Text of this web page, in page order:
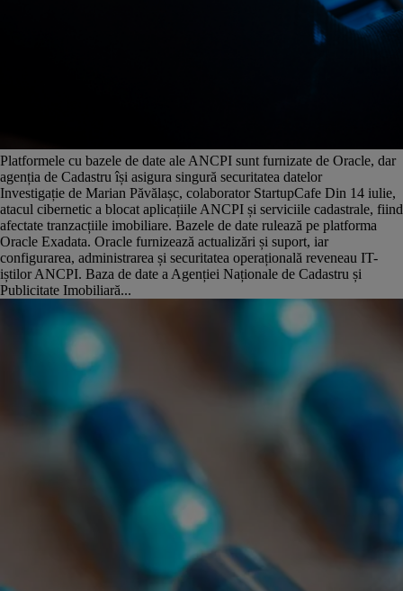
Platformele cu bazele de date ale ANCPI sunt furnizate de Oracle, dar
agenția de Cadastru își asigura singură securitatea datelor
Investigație de Marian Păvălașc, colaborator StartupCafe Din 14 iulie,
atacul cibernetic a blocat aplicațiile ANCPI și serviciile cadastrale, fiind
afectate tranzacțiile imobiliare. Bazele de date rulează pe platforma
Oracle Exadata. Oracle furnizează actualizări și suport, iar
configurarea, administrarea și securitatea operațională reveneau IT-
iștilor ANCPI. Baza de date a Agenției Naționale de Cadastru și
Publicitate Imobiliară...